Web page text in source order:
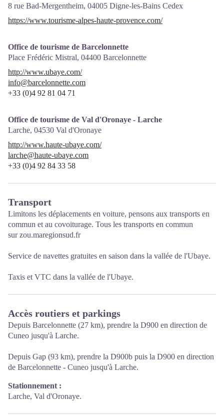
8 rue Bad-Mergentheim, 04005 Digne-les-Bains Cedex
https://www.tourisme-alpes-haute-provence.com/
Office de tourisme de Barcelonnette
Place Frédéric Mistral, 04400 Barcelonnette
http://www.ubaye.com/
info@barcelonnette.com
+33 (0)4 92 81 04 71
Office de tourisme de Val d'Oronaye - Larche
Larche, 04530 Val d'Oronaye
http://www.haute-ubaye.com/
larche@haute-ubaye.com
+33 (0)4 92 84 33 58
Transport
Limitons les déplacements en voiture, pensons aux transports en
commun et au covoiturage. Tous les transports en commun
surzou.maregionsud.fr
Service de navettes gratuites en saison dans la vallée de l'Ubaye.
Taxis et VTC dans la vallée de l'Ubaye.
Accès routiers et parkings
Depuis Barcelonnette (27 km), prendre la D900 en direction de
Cuneo jusqu'à Larche.
Depuis Gap (93 km), prendre la D900b puis la D900 en direction
de Barcelonnette - Cuneo jusqu'à Larche.
Stationnement :
Larche, Val d'Oronaye.